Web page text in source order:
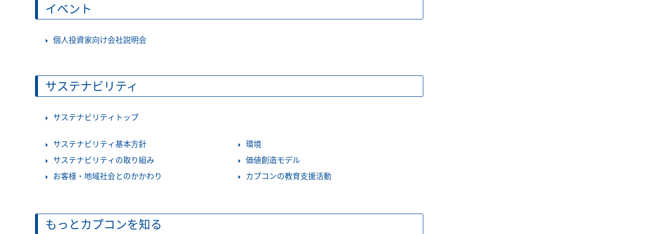
イベント
個人投資家向け会社説明会
サステナビリティ
サステナビリティトップ
サステナビリティ基本方針
サステナビリティの取り組み
お客様・地域社会とのかかわり
環境
価値創造モデル
カプコンの教育支援活動
もっとカプコンを知る